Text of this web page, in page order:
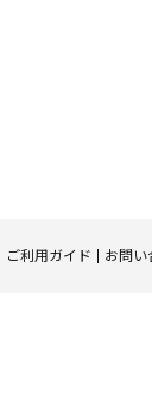
ご利用ガイド お問い